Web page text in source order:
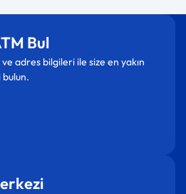
Bul
adres bilgileri ile size en yakın
bulun.